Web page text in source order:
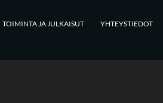
TOIMINTA JA JULKAISUT YHTEYSTIEDOT